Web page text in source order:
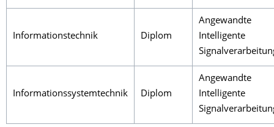
Informationstechnik Diplom
Angewandte
Intelligente
Informationssystemtechnik Diplom
Angewandte
Intelligente